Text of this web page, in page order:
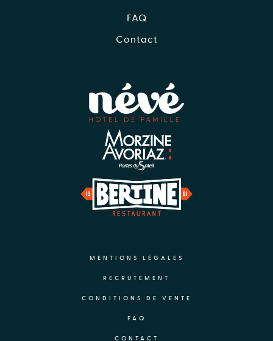
FAQ
Contact
MENTIONS LÉGALES
RECRUTEMENT
CONDITIONS DE VENTE
FAQ
CONTACT